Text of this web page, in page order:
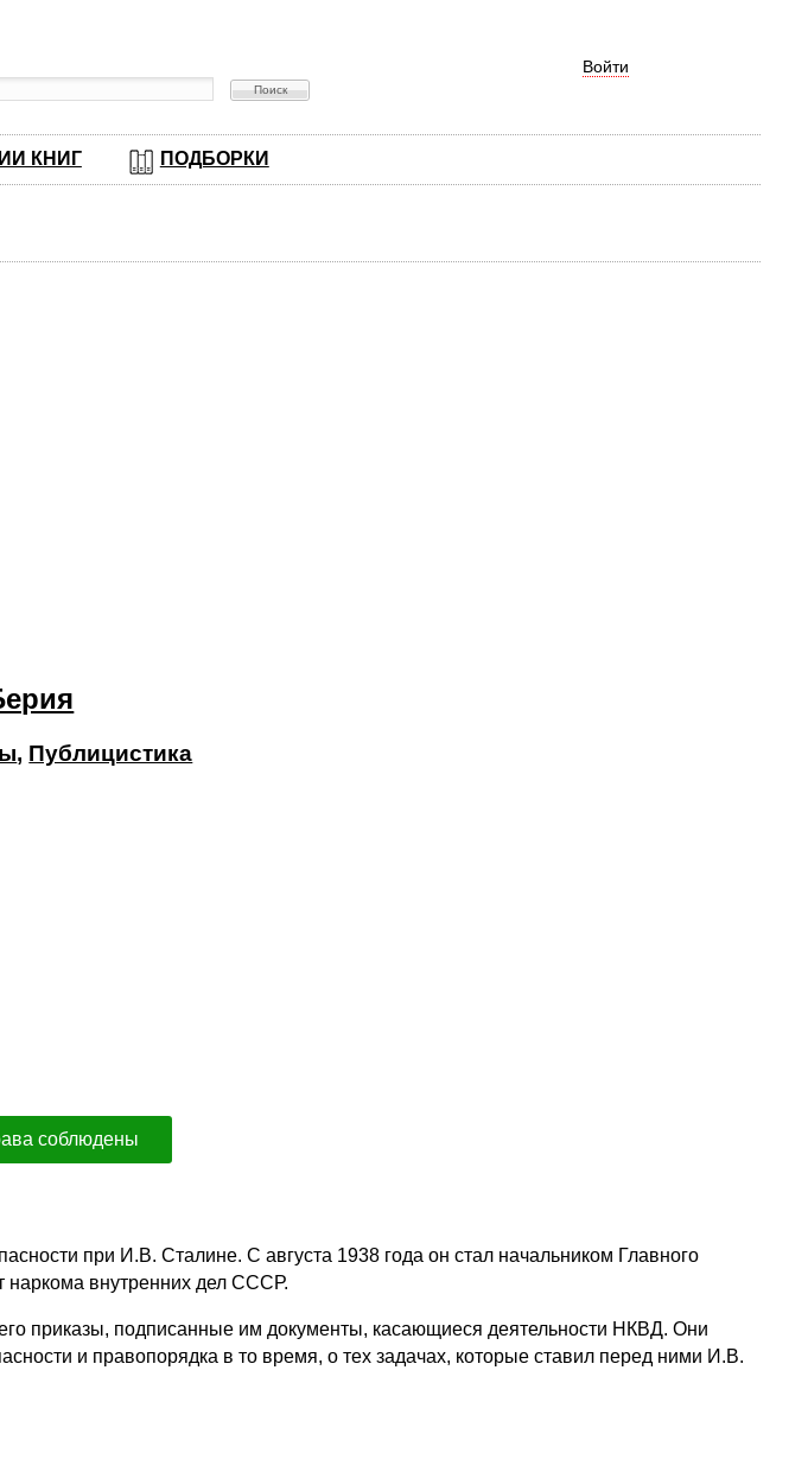
Войти
КНИГ ПОДБОРКИ
, Публицистика
соблюдены
при И.В. Сталине. С августа 1938 года он стал начальником Главного
наркома внутренних дел СССР.
приказы, подписанные им документы, касающиеся деятельности НКВД. Они
и правопорядка в то время, о тех задачах, которые ставил перед ними И.В.